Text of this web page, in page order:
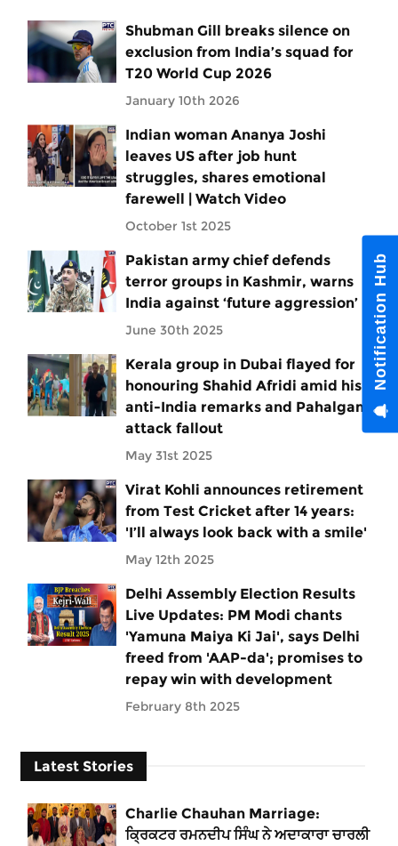
Shubman Gill breaks silence on
exclusion from India’s squad for
T20 World Cup 2026
January 10th 2026
Indian woman Ananya Joshi
leaves US after job hunt
struggles, shares emotional
farewell | Watch Video
October 1st 2025
Pakistan army chief defends
terror groups in Kashmir, warns
India against ‘future aggression’
June 30th 2025
Kerala group in Dubai flayed for
honouring Shahid Afridi amid his
anti-India remarks and Pahalgam
attack fallout
May 31st 2025
Virat Kohli announces retirement
from Test Cricket after 14 years:
'I’ll always look back with a smile'
May 12th 2025
Delhi Assembly Election Results
Live Updates: PM Modi chants
'Yamuna Maiya Ki Jai', says Delhi
freed from 'AAP-da'; promises to
repay win with development
February 8th 2025
Latest Stories
Charlie Chauhan Marriage:
ਕ੍ਰਿਕਟਰ ਰਮਨਦੀਪ ਸਿੰਘ ਨੇ ਅਦਾਕਾਰਾ ਚਾਰਲੀ
Notification Hub